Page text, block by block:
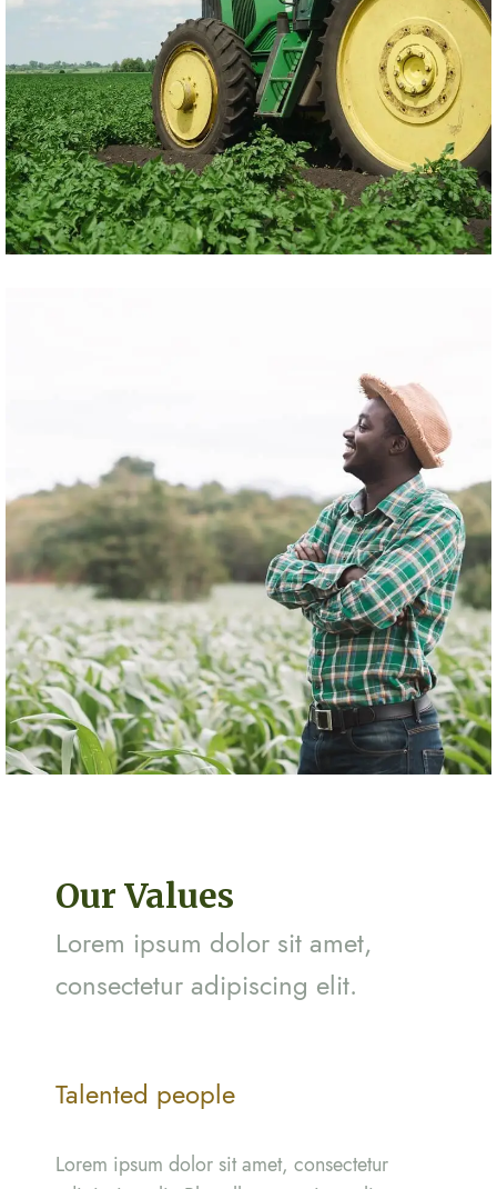
Our Values
Lorem ipsum dolor sit amet,
consectetur adipiscing elit.
Talented people
Lorem ipsum dolor sit amet, consectetur